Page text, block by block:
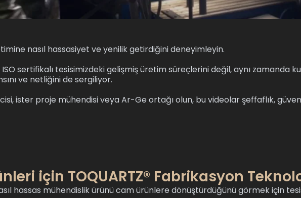
nasıl hassasiyet ve yenilik getirdiğini deneyimleyin.
sertifikalı tesisimizdeki gelişmiş üretim süreçlerini değil, aynı zamanda
ve netliğini de sergiliyor.
ister proje mühendisi veya Ar-Ge ortağı olun, bu videolar şeffaflık,
için TOQUARTZ® Fabrikasyon
hassas mühendislik ürünü cam ürünlere dönüştürdüğünü görmek için